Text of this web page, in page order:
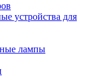
устройства для
лампы